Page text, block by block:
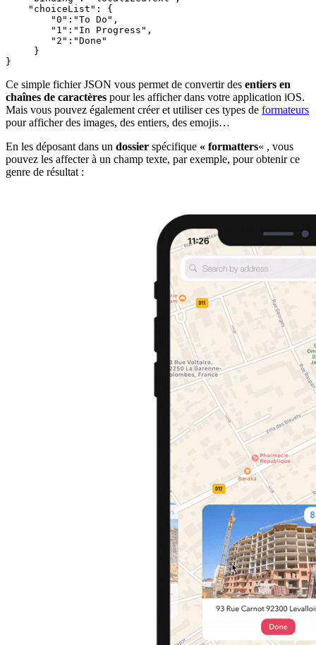
    "choiceList": {
        "0":"To Do",
        "1":"In Progress",
        "2":"Done"
     }
}
Ce simple fichier JSON vous permet de convertir des entiers en
chaînes de caractères pour les afficher dans votre application iOS.
Mais vous pouvez également créer et utiliser ces types de formateurs
pour afficher des images, des entiers, des emojis…
En les déposant dans un dossier spécifique « formatters« , vous
pouvez les affecter à un champ texte, par exemple, pour obtenir ce
genre de résultat :